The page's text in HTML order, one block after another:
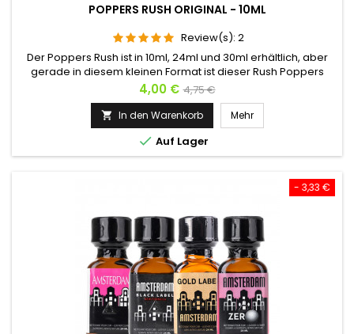
POPPERS RUSH ORIGINAL - 10ML
Review(s): 2
Der Poppers Rush ist in 10ml, 24ml und 30ml erhältlich, aber
gerade in diesem kleinen Format ist dieser Rush Poppers
allseits bekannt. Seit den 1970er Jahren treibt Captain Rush
die Partygemeinden in die Höhe. Die weltweite
Referenzmarke in der Originalflasche.Die Formel dieses
sexuellen Stimulans wurde ständig verbessert. Es ist sowohl
für Männer als...
Preis
4,00 € Verkaufspreis
4,75 €
 In den Warenkorb Mehr
 Auf Lager
- 3,33 €